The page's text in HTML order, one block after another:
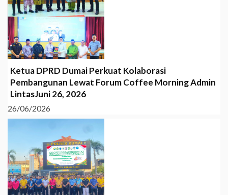
Ketua DPRD Dumai Perkuat Kolaborasi
Pembangunan Lewat Forum Coffee Morning Admin
LintasJuni 26, 2026
26/06/2026